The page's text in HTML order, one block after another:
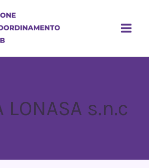
LONASA s.n.c